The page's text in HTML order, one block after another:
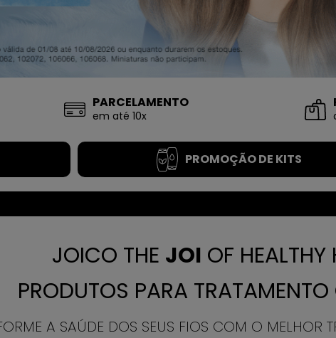
PARCELAMENTO
em até 10x
PROMOÇÃO DE KITS
JOICO THE JOI OF HEALTHY
PRODUTOS PARA TRATAMENTO
A SAÚDE DOS SEUS FIOS COM O MELHOR